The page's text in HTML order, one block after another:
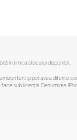
în limita stocului disponibil.
terți și pot avea diferite
sub licență. Denumirea